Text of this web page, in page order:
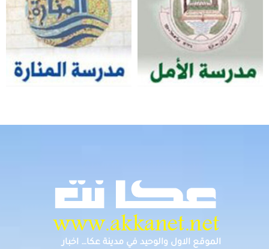
الموقع الاول والوحيد في مدينة عكا… اخبار